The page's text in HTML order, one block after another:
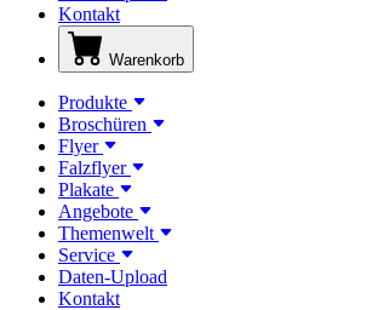
Kontakt
Warenkorb
Produkte
Broschüren
Flyer
Falzflyer
Plakate
Angebote
Themenwelt
Service
Daten-Upload
Kontakt